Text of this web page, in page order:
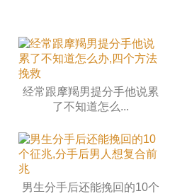
经常跟摩羯男提分手他说累
了不知道怎么...
男生分手后还能挽回的10个